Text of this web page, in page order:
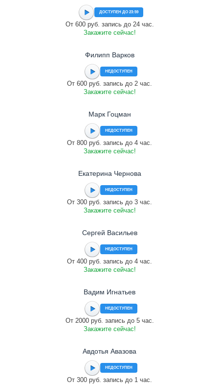
ДОСТУПЕН ДО 23:59
От 600 руб. запись до 24 час.
Закажите сейчас!
Филипп Варков
НЕДОСТУПЕН
От 600 руб. запись до 2 час.
Закажите сейчас!
Марк Гоцман
НЕДОСТУПЕН
От 800 руб. запись до 4 час.
Закажите сейчас!
Екатерина Чернова
НЕДОСТУПЕН
От 300 руб. запись до 3 час.
Закажите сейчас!
Сергей Васильев
НЕДОСТУПЕН
От 400 руб. запись до 4 час.
Закажите сейчас!
Вадим Игнатьев
НЕДОСТУПЕН
От 2000 руб. запись до 5 час.
Закажите сейчас!
Авдотья Авазова
НЕДОСТУПЕН
От 300 руб. запись до 1 час.